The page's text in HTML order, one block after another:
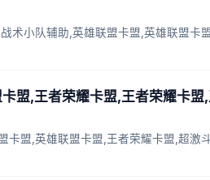
术小队辅助,英雄联盟卡盟,英雄联盟卡
盟,王者荣耀卡盟,王者荣耀卡盟,
卡盟,英雄联盟卡盟,王者荣耀卡盟,超激